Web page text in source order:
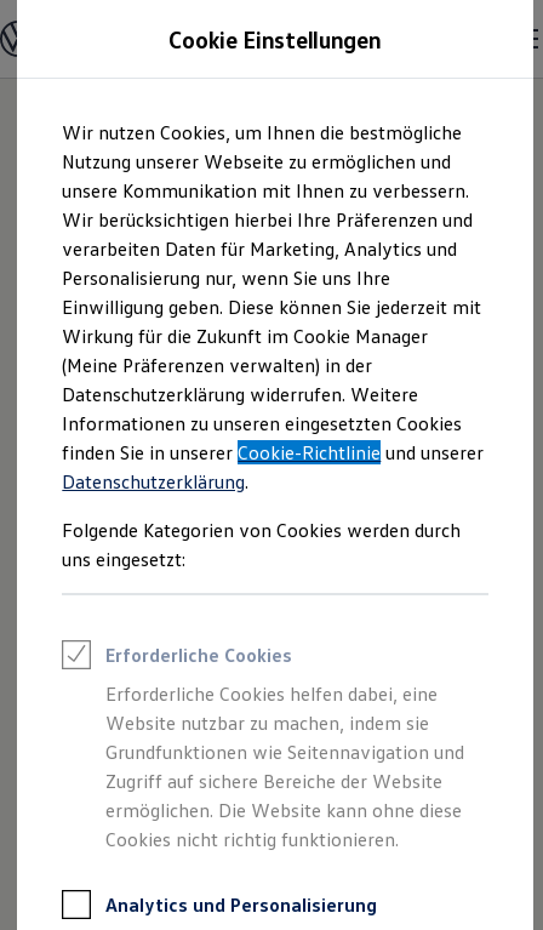
Hauptinhalt
springen
Footer
springen
Modelle & Konfigurator
Nutzfahrzeugkategorien entdecken
Modelle konfigurieren
Vorgängermodelle und Oldtimer
Vorgängermodelle
Oldtimer
Bulli Historie
Branchenlösungen & Gewerbekunden
Umbaulösungen und Hersteller finden
Auf- und Umbauten entdecken & konfigurieren
Groß- und Sonderkunden
Großkunden
Kommunen & Behörden
Journalisten
Sportvereine
Branchenlösungen
Bau & Handwerk
Gewerbliche Personenbeförderung
Service & mobile Werkstätten
Kurier, Logistik & Handel
Feuerwehr
Rettungsdienste
ONE Business ID Vorteile
Fahrzeugsuche & Marktplatz
Digitaler Marktplatz
Kauf & Finanzierung
Online-Fahrzeugbewertung
Aktionen & Angebote
E-Auto-Förderung
Für Privatkunden
Für Gewerbekunden
Profi Paket
TopDeal
Zertifizierte Gebrauchtwagen
Autodienst
Schönebeck GmbH |
Impressum &
Rechtliches
Hier finden Sie Informationen über die
Autodienst Schönebeck GmbH als
verantwortliche Anbieterin von Inhalten
und Angeboten, die auf dieser Webseite
Impressum
Datenschutzerklärung
Impressum
Autodienst Schönebeck GmbH
Cookie Einstellungen
Wir nutzen Cookies, um Ihnen die bestmögliche
Nutzung unserer Webseite zu ermöglichen und
unsere Kommunikation mit Ihnen zu verbessern.
Wir berücksichtigen hierbei Ihre Präferenzen und
verarbeiten Daten für Marketing, Analytics und
Personalisierung nur, wenn Sie uns Ihre
Einwilligung geben. Diese können Sie jederzeit mit
Wirkung für die Zukunft im Cookie Manager
(Meine Präferenzen verwalten) in der
Datenschutzerklärung widerrufen. Weitere
Informationen zu unseren eingesetzten Cookies
finden Sie in unsererCookie-Richtlinie und unserer
Datenschutzerklärung.
Folgende Kategorien von Cookies werden durch
uns eingesetzt:
Erforderliche Cookies
Erforderliche Cookies helfen dabei, eine
Website nutzbar zu machen, indem sie
Grundfunktionen wie Seitennavigation und
Zugriff auf sichere Bereiche der Website
ermöglichen. Die Website kann ohne diese
Cookies nicht richtig funktionieren.
Analytics und Personalisierung